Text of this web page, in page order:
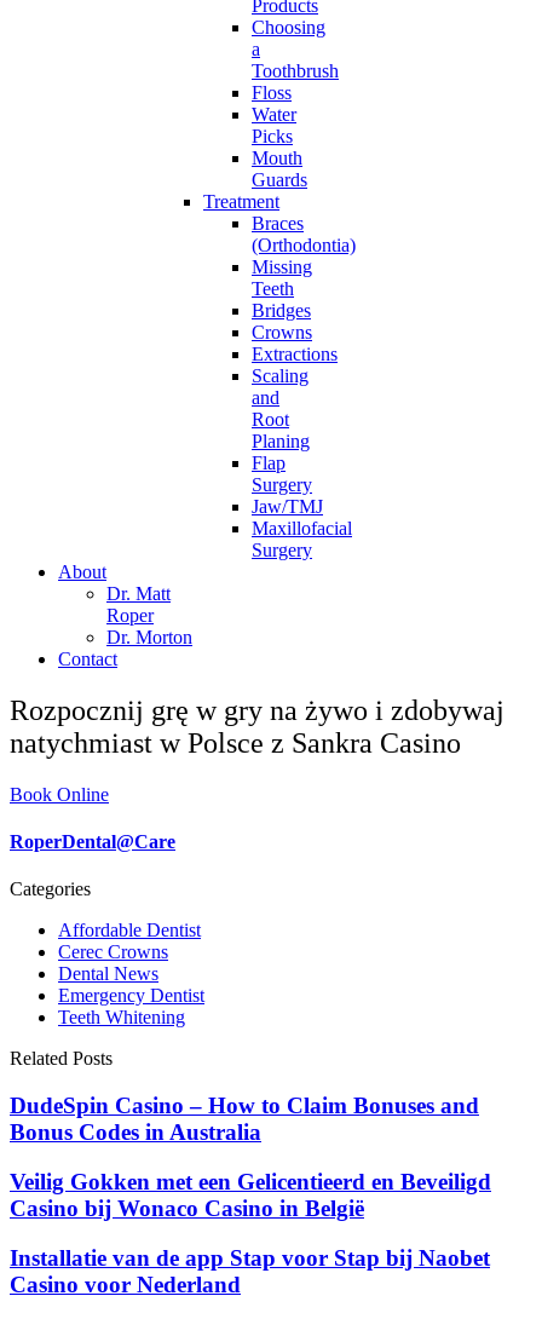
Products
Choosing
a
Toothbrush
Floss
Water
Picks
Mouth
Guards
Treatment
Braces
(Orthodontia)
Missing
Teeth
Bridges
Crowns
Extractions
Scaling
and
Root
Planing
Flap
Surgery
Jaw/TMJ
Maxillofacial
Surgery
About
Dr. Matt
Roper
Dr. Morton
Contact
Rozpocznij grę w gry na żywo i zdobywaj
natychmiast w Polsce z Sankra Casino
Book Online
RoperDental@Care
Categories
Affordable Dentist
Cerec Crowns
Dental News
Emergency Dentist
Teeth Whitening
Related Posts
DudeSpin Casino – How to Claim Bonuses and
Bonus Codes in Australia
Veilig Gokken met een Gelicentieerd en Beveiligd
Casino bij Wonaco Casino in België
Installatie van de app Stap voor Stap bij Naobet
Casino voor Nederland